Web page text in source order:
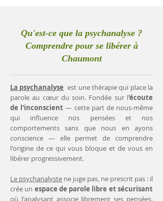
Qu'est-ce que la psychanalyse ?
Comprendre pour se libérer à
Chaumont
La psychanalyse est une thérapie qui place la
parole au cœur du soin. Fondée sur l'écoute
de l'inconscient— cette part de nous-même
qui influence nos pensées et nos
comportements sans que nous en ayons
conscience — elle permet de comprendre
l'origine de ce qui vous bloque et de vous en
libérer progressivement.
Le psychanalyste ne juge pas, ne prescrit pas : il
crée un espace de parole libre et sécurisant
où l'analysant associe librement ses pensées.